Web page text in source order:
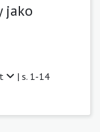
jako
| s. 1-14